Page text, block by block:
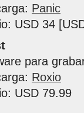
Panic
USD 34
para
Roxio
USD 79.99